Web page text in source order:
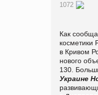
1072
Как
косметики
в Кривом
нового
130.
Украине